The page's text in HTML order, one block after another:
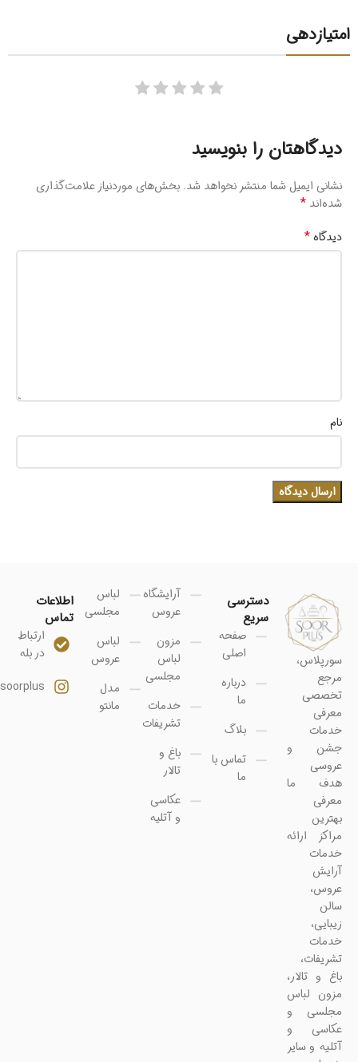
امتیازدهی
دیدگاهتان را بنویسید
نشانی ایمیل شما منتشر نخواهد شد. بخش‌های موردنیاز علامت‌گذاری
شده‌اند *
دیدگاه*
نام
سورپلاس،
مرجع
تخصصی
معرفی
خدمات
جشن و
عروسی
هدف ما
معرفی
بهترین
مراکز ارائه
خدمات
آرایش
عروس،
سالن
زیبایی،
خدمات
تشریفات،
باغ و تالار،
مزون لباس
مجلسی و
عکاسی و
آتلیه و سایر
دسترسی
سریع
صفحه
اصلی
درباره
ما
بلاگ
تماس با
ما
آرایشگاه
عروس
مزون
لباس
مجلسی
خدمات
تشریفات
باغ و
تالار
عکاسی
و آتلیه
لباس
مجلسی
لباس
عروس
مدل
مانتو
اطلاعات
تماس
ارتباط
در بله
soorplus@